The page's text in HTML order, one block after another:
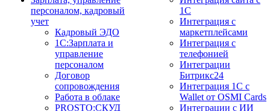
персоналом, кадровый
учет
Кадровый ЭДО
1С:Зарплата и
управление
персоналом
Договор
сопровождения
Работа в облаке
PROSTO:СКУД
1С
Интеграция с
маркетплейсами
Интеграция с
телефонией
Интеграции
Битрикс24
Интеграция 1С с
Wallet от OSMI Cards
Интеграции с ИИ